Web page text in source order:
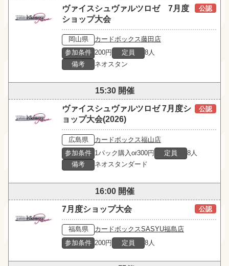
ヴァイスシュヴァルツロゼ 7月度
ショップ大会
公認
岡山県
カードボックス藤田店
参加条件 200円 定員
8人
備考
ネオスタン
15:30 開催
ヴァイスシュヴァルツロゼ 7月度シ
ョップ大会(2026)
公認
広島県
カードボックス福山店
参加条件 1パック購入or300円 定員
8人
備考
ネオスタンダード
16:00 開催
7月度ショップ大会 公認
福島県
カードボックスSASYU福島店
参加条件 200円 定員 8人